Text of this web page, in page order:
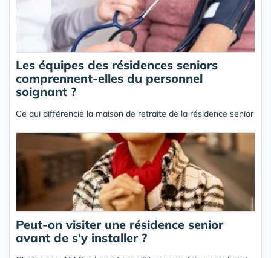
Les équipes des résidences seniors
comprennent-elles du personnel
soignant ?
Ce qui différencie la maison de retraite de la résidence senior
Peut-on visiter une résidence senior
avant de s'y installer ?